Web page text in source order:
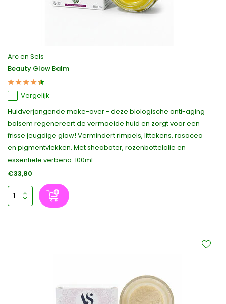
Arc en Sels
Beauty Glow Balm
Vergelijk
Huidverjongende make-over - deze biologische anti-aging
balsem regenereert de vermoeide huid en zorgt voor een
frisse jeugdige glow! Vermindert rimpels, littekens, rosacea
en pigmentvlekken. Met sheaboter, rozenbottelolie en
essentiële verbena. 100ml
€33,80